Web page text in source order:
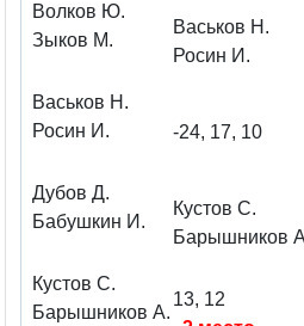
Волков Ю.
Зыков М.
Васьков Н.
Росин И.
Васьков Н.
Росин И.
-24, 17, 10
Дубов Д.
Бабушкин И.
Кустов С.
Барышников
Кустов С.
Барышников А.
13, 12